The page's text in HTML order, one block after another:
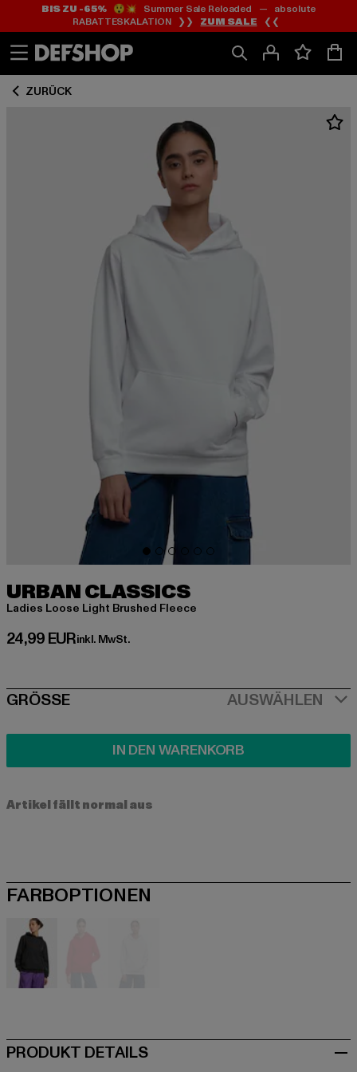
Zum
Inhalt
springen
Zum
Fußzeile
springen
BIS ZU -65%😲💥 Summer Sale Reloaded — absolute
RABATTESKALATION ❯❯ ZUM SALE ❮❮
ZURÜCK
URBAN CLASSICS
Ladies Loose Light Brushed Fleece
24,99 EUR
Derzeitiger Preis: 24,99 EUR
inkl. MwSt.
SIZE
GRÖSSE AUSWÄHLEN
IN DEN WARENKORB
Artikel fällt normal aus
FARBOPTIONEN
PRODUKT DETAILS